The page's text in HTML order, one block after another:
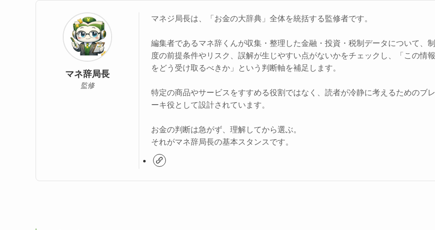
マネ辞局長
監修
マネジ局長は、「お金の大辞典」全体を統括する監修者です。
編集者であるマネ辞くんが収集・整理した金融・投資・税制データについて、制
度の前提条件やリスク、誤解が生じやすい点がないかをチェックし、「この情報
をどう受け取るべきか」という判断軸を補足します。
特定の商品やサービスをすすめる役割ではなく、読者が冷静に考えるためのブレ
ーキ役として設計されています。
お金の判断は急がず、理解してから選ぶ。
それがマネ辞局長の基本スタンスです。